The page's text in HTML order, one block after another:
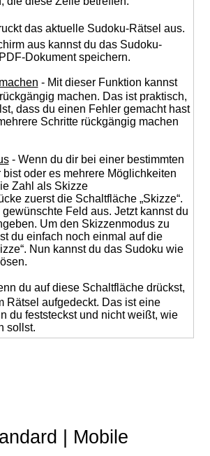
das aktuelle Sudoku-Rätsel aus.
aus kannst du das Sudoku-
Dokument speichern.
- Mit dieser Funktion kannst
machen. Das ist praktisch,
dass du einen Fehler gemacht hast
Schritte rückgängig machen
- Wenn du dir bei einer bestimmten
oder es mehrere Möglichkeiten
Zahl als Skizze
zuerst die Schaltfläche „Skizze“.
Feld aus. Jetzt kannst du
Um den Skizzenmodus zu
du einfach noch einmal auf die
Nun kannst du das Sudoku wie
du auf diese Schaltfläche drückst,
Rätsel aufgedeckt. Das ist eine
du feststeckst und nicht weißt, wie
sollst.
Mobile